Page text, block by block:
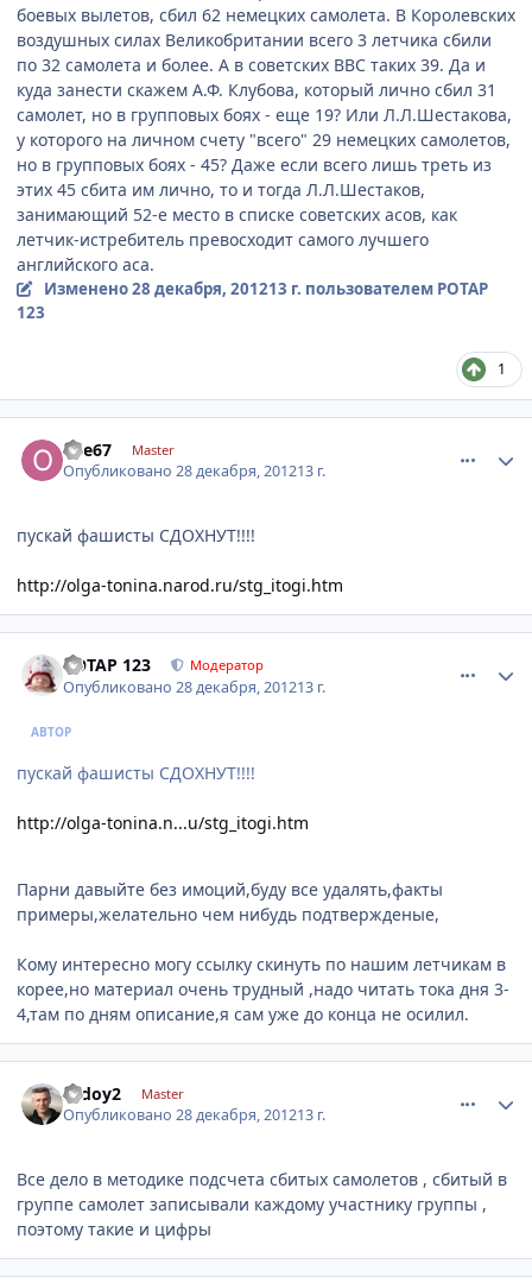
боевых вылетов, сбил 62 немецких самолета. В Королевских
воздушных силах Великобритании всего 3 летчика сбили
по 32 самолета и более. А в советских ВВС таких 39. Да и
куда занести скажем А.Ф. Клубова, который лично сбил 31
самолет, но в групповых боях - еще 19? Или Л.Л.Шестакова,
у которого на личном счету "всего" 29 немецких самолетов,
но в групповых боях - 45? Даже если всего лишь треть из
этих 45 сбита им лично, то и тогда Л.Л.Шестаков,
занимающий 52-е место в списке советских асов, как
летчик-истребитель превосходит самого лучшего
английского аса.
Изменено28 декабря, 201213 г. пользователем POTAP
123
1
olle67 Master
Опубликовано28 декабря, 201213 г.
пускай фашисты СДОХНУТ!!!!
http://olga-tonina.narod.ru/stg_itogi.htm
POTAP 123 Модератор
Опубликовано28 декабря, 201213 г.
АВТОР
пускай фашисты СДОХНУТ!!!!
http://olga-tonina.n...u/stg_itogi.htm
Парни давыйте без имоций,буду все удалять,факты
примеры,желательно чем нибудь подтвержденые,
Кому интересно могу ссылку скинуть по нашим летчикам в
корее,но материал очень трудный ,надо читать тока дня 3-
4,там по дням описание,я сам уже до конца не осилил.
sedoy2 Master
Опубликовано28 декабря, 201213 г.
Все дело в методике подсчета сбитых самолетов , сбитый в
группе самолет записывали каждому участнику группы ,
поэтому такие и цифры